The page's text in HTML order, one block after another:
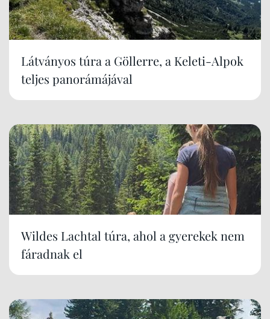
Látványos túra a Göllerre, a Keleti-Alpok
teljes panorámájával
Wildes Lachtal túra, ahol a gyerekek nem
fáradnak el